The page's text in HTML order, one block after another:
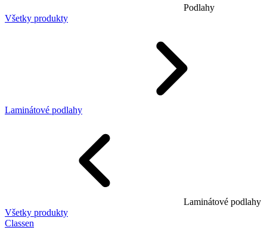
Podlahy
Všetky produkty
Laminátové podlahy
Laminátové podlahy
Všetky produkty
Classen